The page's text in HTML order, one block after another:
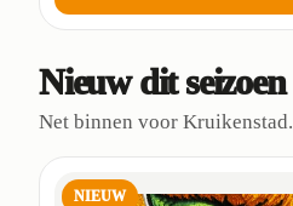
Nieuw dit seizoen
Net binnen voor Kruikenstad.
NIEUW